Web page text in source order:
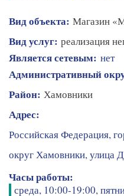
Вид объекта: Магазин
Вид услуг: реализация
Является сетевым: нет
Административный
Район: Хамовники
Адрес:
Российская Федерация,
округ Хамовники, улица
Часы работы:
среда, 10:00-19:00,